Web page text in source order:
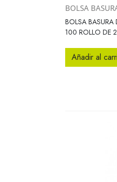
BOLSA
BOLSA
100 ROLLO DE
Añadir al